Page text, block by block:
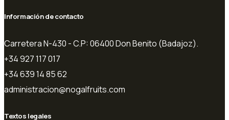
Información de contacto
Carretera N-430 - C.P: 06400 Don Benito (Badajoz).
+34 927 117 017
+34 639 14 85 62
administracion@nogalfruits.com
Textos legales